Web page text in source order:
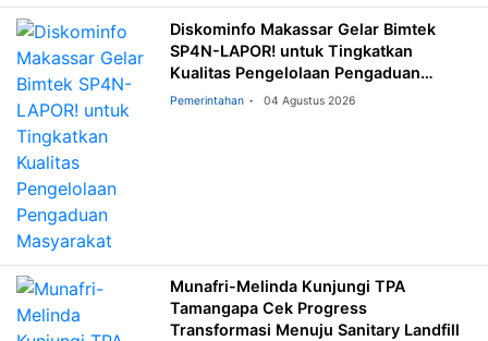
Diskominfo Makassar Gelar Bimtek
SP4N-LAPOR! untuk Tingkatkan
Kualitas Pengelolaan Pengaduan
Masyarakat
Pemerintahan 04 Agustus 2026
Munafri-Melinda Kunjungi TPA
Tamangapa Cek Progress
Transformasi Menuju Sanitary Landfill